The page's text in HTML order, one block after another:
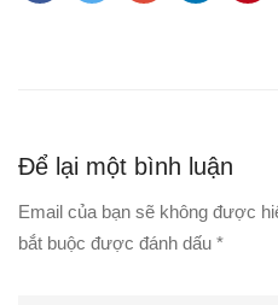
Để lại một bình luận
Email của bạn sẽ không được
bắt buộc được đánh dấu *